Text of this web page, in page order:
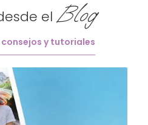
el Blog
y tutoriales